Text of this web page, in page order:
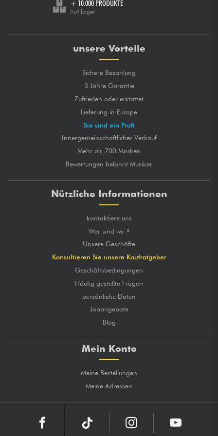
+ 10.000 PRODUKTE
Auf Lager
unsere Vorteile
Sichere Bezahlung
3 Jahre Garantie
Zufrieden oder erstattet
Lieferung in Europe
Sie sind ein Profi
Innergemeinschaftlicher Verkauf
Mehr als 700 Marken
Bewertungen belohnt Musiker
Nützliche Informationen
kontaktiere uns
Wer sind wir ?
Unsere Geschäfte
Konsultieren Sie unsere Kaufratgeber
Geschäftsbedingungen
Häufig gestellte Fragen
persönliche Daten
Jobangebote
Blog
Mein Konto
Meine Bestellungen
Meine Adressen